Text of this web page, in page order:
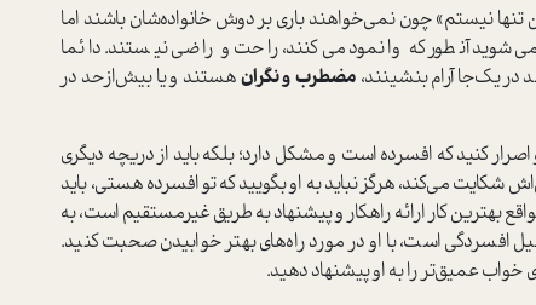
نیستم» چون نمی‌خواهند باری بر دوش خانواده‌شان باشند اما
آنطور که وانمود می‌کنند، راحت و راضی نیستند. دائما
در یک‌جا آرام بنشینند، مضطرب و نگرانهستند و یا بیش‌از‌حد در
کنید که افسرده است و مشکل دارد؛ بلکه باید از دریچه دیگری
شکایت می‌کند، هرگز نباید به او بگویید که تو افسرده هستی، باید
بهترین کار ارائه راهکار و پیشنهاد به طریق غیرمستقیم است، به
افسردگی است، با او در مورد راه‌های بهتر خوابیدن صحبت کنید.
خواب عمیق‌تر را به او پیشنهاد دهید.